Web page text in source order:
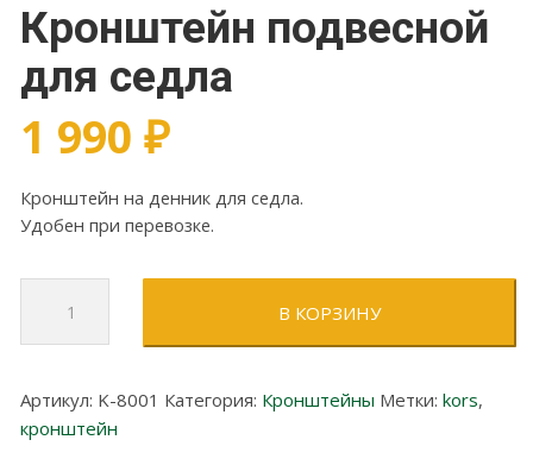
Кронштейн подвесной
для седла
1 990 ₽
Кронштейн на денник для седла.
Удобен при перевозке.
товара
Кронштейн
для
седла
В КОРЗИНУ
Артикул: K-8001 Категория: Кронштейны Метки: kors,
кронштейн